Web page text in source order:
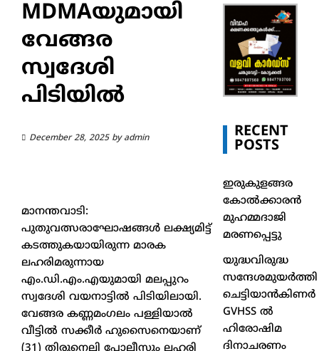
MDMAയുമായി
വേങ്ങര
സ്വദേശി
പിടിയിൽ
December 28, 2025by admin
മാനന്തവാടി:
പുതുവത്സരാഘോഷങ്ങൾ ലക്ഷ്യമിട്ട്
കടത്തുകയായിരുന്ന മാരക
ലഹരിമരുന്നായ
എം.ഡി.എം.എയുമായി മലപ്പുറം
സ്വദേശി വയനാട്ടിൽ പിടിയിലായി.
വേങ്ങര കണ്ണമംഗലം പള്ളിയാൽ
വീട്ടിൽ സക്കീർ ഹുസൈനെയാണ്
RECENT
POSTS
ഇരുകുളങ്ങര
കോൽക്കാരൻ
മുഹമ്മദാജി
മരണപ്പെട്ടു
യുദ്ധവിരുദ്ധ
സന്ദേശമുയർത്തി
ചെട്ടിയാൻകിണർ
GVHSS ൽ
ഹിരോഷിമ
ദിനാചരണം